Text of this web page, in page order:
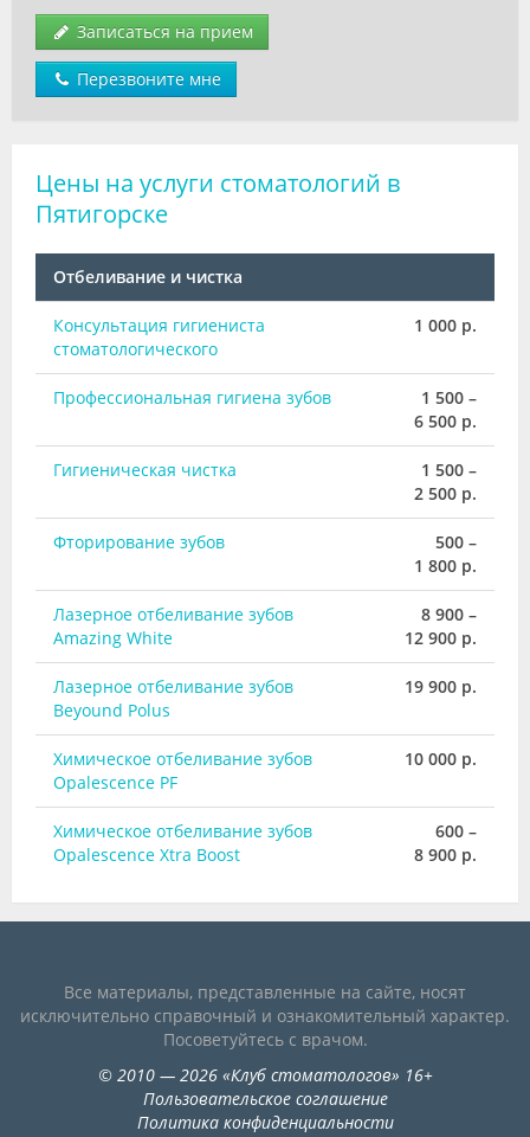
Записаться на прием
Перезвоните мне
Цены на услуги стоматологий в
Пятигорске
Отбеливание и чистка
Консультация гигиениста
стоматологического
1 000 р.
Профессиональная гигиена зубов
1 500 –
6 500 р.
Гигиеническая чистка
1 500 –
2 500 р.
Фторирование зубов
500 –
1 800 р.
Лазерное отбеливание зубов
Amazing White
8 900 –
12 900 р.
Лазерное отбеливание зубов
Beyound Polus
19 900 р.
Химическое отбеливание зубов
Opalescence PF
10 000 р.
Химическое отбеливание зубов
Opalescence Xtra Boost
600 –
8 900 р.
Все материалы, представленные на сайте, носят
исключительно справочный и ознакомительный характер.
Посоветуйтесь с врачом.
© 2010— 2026«Клуб стоматологов» 16+
Пользовательское соглашение
Политика конфиденциальности